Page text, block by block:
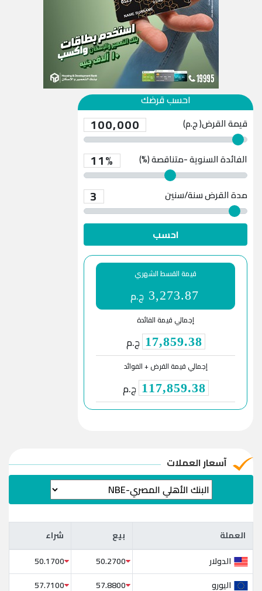
احسب قرضك
قيمة القرض( ج.م) 100,000
الفائدة السنوية -متناقصة (%) 11%
مدة القرض 3 سنة/سنين
احسب
قيمة القسط الشهري
3,273.87 ج.م
إجمالي قيمة الفائدة
17,859.38 ج.م
إجمالي قيمة القرض + الفوائد
117,859.38 ج.م
آسعار العملات
العملة بيع شراء العملة بيع
شراء
الدولار
50.2700
50.1700
اليورو
57.8800
57.7100